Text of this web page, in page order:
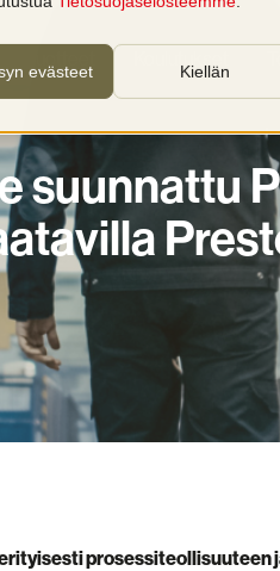
evästeet Kiellän
suunnattu
prosessiteollisuuteen